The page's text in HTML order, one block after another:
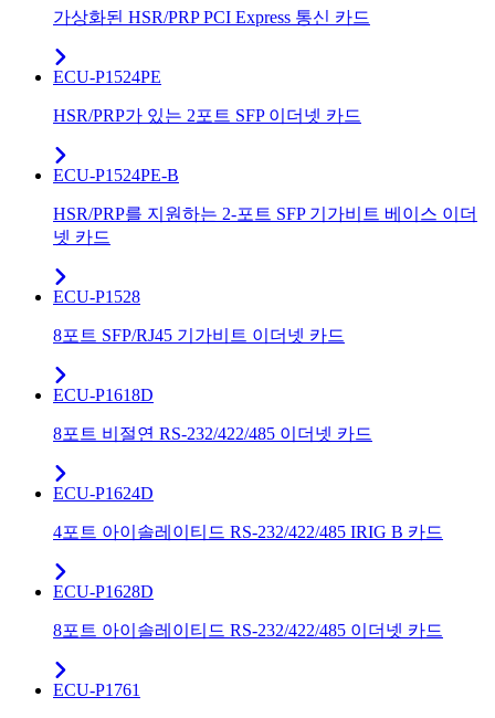
가상화된 HSR/PRP PCI Express 통신 카드
ECU-P1524PE
HSR/PRP가 있는 2포트 SFP 이더넷 카드
ECU-P1524PE-B
HSR/PRP를 지원하는 2-포트 SFP 기가비트 베이스 이더
넷 카드
ECU-P1528
8포트 SFP/RJ45 기가비트 이더넷 카드
ECU-P1618D
8포트 비절연 RS-232/422/485 이더넷 카드
ECU-P1624D
4포트 아이솔레이티드 RS-232/422/485 IRIG B 카드
ECU-P1628D
8포트 아이솔레이티드 RS-232/422/485 이더넷 카드
ECU-P1761